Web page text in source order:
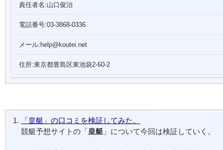
責任者名:山口俊治
電話番号:03-3868-0336
メール:help@koutei.net
住所:東京都豊島区東池袋2-60-2
「皇艇」の口コミを検証してみた。
競艇予想サイトの「皇艇 」について今回は検証していく。